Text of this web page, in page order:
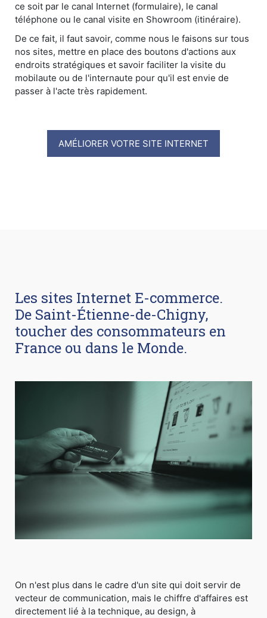
ce soit par le canal Internet (formulaire), le canal
téléphone ou le canal visite en Showroom (itinéraire).
De ce fait, il faut savoir, comme nous le faisons sur tous
nos sites, mettre en place des boutons d'actions aux
endroits stratégiques et savoir faciliter la visite du
mobilaute ou de l'internaute pour qu'il est envie de
passer à l'acte très rapidement.
AMÉLIORER VOTRE SITE INTERNET
Les sites Internet E-commerce.
De Saint-Étienne-de-Chigny,
toucher des consommateurs en
France ou dans le Monde.
On n'est plus dans le cadre d'un site qui doit servir de
vecteur de communication, mais le chiffre d'affaires est
directement lié à la technique, au design, à